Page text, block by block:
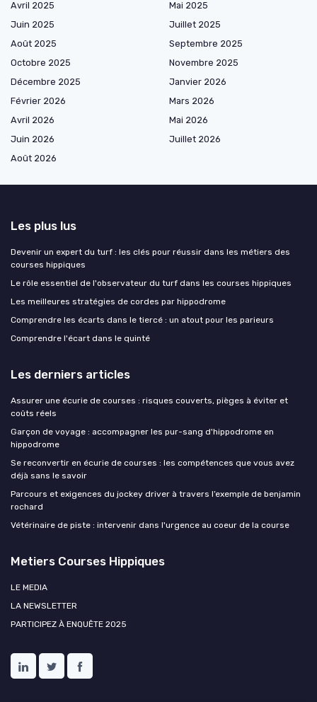
Avril 2025
Mai 2025
Juin 2025
Juillet 2025
Août 2025
Septembre 2025
Octobre 2025
Novembre 2025
Décembre 2025
Janvier 2026
Février 2026
Mars 2026
Avril 2026
Mai 2026
Juin 2026
Juillet 2026
Août 2026
Les plus lus
Devenir un expert du turf : les clés pour réussir dans les métiers des
courses hippiques
Le rôle essentiel de l'observateur du turf dans les courses hippiques
Les meilleures stratégies de cordes par hippodrome
Comprendre les écarts dans le tiercé : un atout pour les parieurs
Comprendre l'écart dans le quinté
Les derniers articles
Assurer une écurie de courses : risques couverts, pièges à éviter et
coûts réels
Garçon de voyage : accompagner les pur-sang d'hippodrome en
hippodrome
Se reconvertir en écurie de courses : les compétences que vous avez
déjà sans le savoir
Parcours et exigences du jockey driver à travers l’exemple de benjamin
rochard
Vétérinaire de piste : intervenir dans l'urgence au coeur de la course
Metiers Courses Hippiques
LE MEDIA
LA NEWSLETTER
PARTICIPEZ À ENQUÊTE 2025